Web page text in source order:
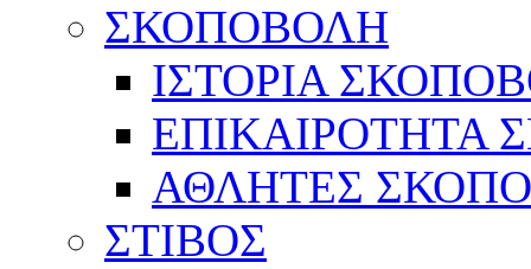
ΣΚΟΠΟΒΟΛΗ
ΙΣΤΟΡΙΑ
ΕΠΙΚΑΙΡΟΤΗΤΑ
ΑΘΛΗΤΕΣ
ΣΤΙΒΟΣ